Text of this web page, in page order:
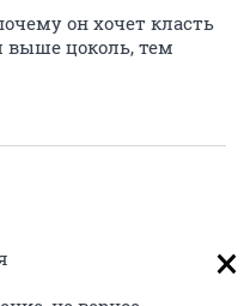
он хочет класть
выше цоколь, тем